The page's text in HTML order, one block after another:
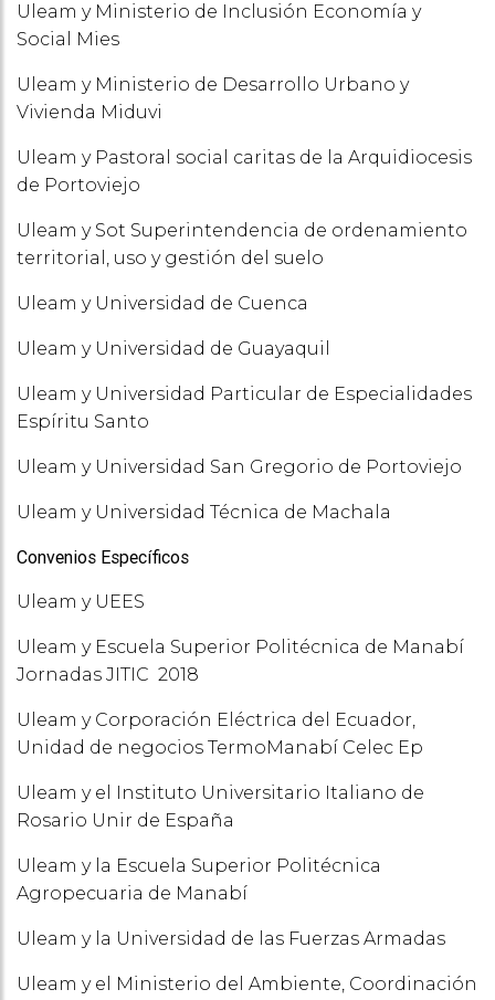
Uleam y Ministerio de Inclusión Economía y
Social Mies
Uleam y Ministerio de Desarrollo Urbano y
Vivienda Miduvi
Uleam y Pastoral social caritas de la Arquidiocesis
de Portoviejo
Uleam y Sot Superintendencia de ordenamiento
territorial, uso y gestión del suelo
Uleam y Universidad de Cuenca
Uleam y Universidad de Guayaquil
Uleam y Universidad Particular de Especialidades
Espíritu Santo
Uleam y Universidad San Gregorio de Portoviejo
Uleam y Universidad Técnica de Machala
Convenios Específicos
Uleam y UEES
Uleam y Escuela Superior Politécnica de Manabí
Jornadas JITIC 2018
Uleam y Corporación Eléctrica del Ecuador,
Unidad de negocios TermoManabí Celec Ep
Uleam y el Instituto Universitario Italiano de
Rosario Unir de España
Uleam y la Escuela Superior Politécnica
Agropecuaria de Manabí
Uleam y la Universidad de las Fuerzas Armadas
Uleam y el Ministerio del Ambiente, Coordinación